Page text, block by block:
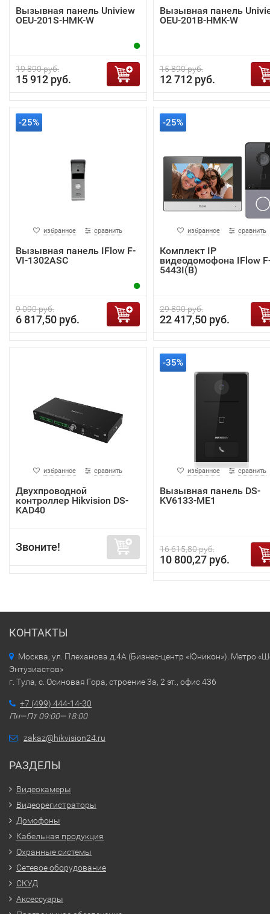
Вызывная панель Uniview
OEU-201S-HMK-W
19 890 руб.
15 912 руб.
Вызывная панель
OEU-201B-HMK-W
15 890 руб.
12 712 руб.
-25%
избранное сравнить
Вызывная панель IFlow F-
VI-1302ASC
9 090 руб.
6 817,50 руб.
-25%
избранное сравнить
Комплект IP
видеодомофона IFlow
5443I(B)
29 890 руб.
22 417,50 руб.
избранное сравнить
Двухпроводной
контроллер Hikvision DS-
KAD40
Звоните!
-35%
избранное сравнить
Вызывная панель DS-
KV6133-ME1
16 615,80 руб.
10 800,27 руб.
КОНТАКТЫ
Москва, ул. Плеханова д.4А (Бизнес-центр «Юникон»). Метро
Энтузиастов»
г. Тула, с. Осиновая Гора, строение 3а, 2 эт., офис 436
+7 (499) 444-14-30
Пн—Пт 09:00—18:00
zakaz@hikvision24.ru
РАЗДЕЛЫ
Видеокамеры
Видеорегистраторы
Домофоны
Кабельная продукция
Охранные системы
Сетевое оборудование
СКУД
Аксессуары